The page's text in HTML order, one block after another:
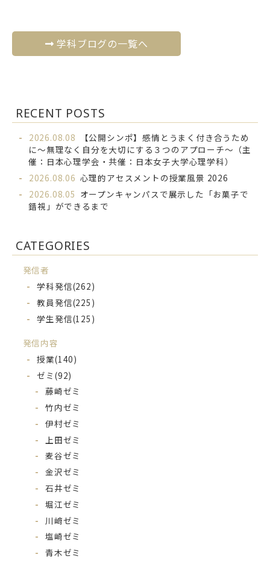
学科ブログの一覧へ
RECENT POSTS
2026.08.08
【公開シンポ】感情とうまく付き合うため
に～無理なく自分を大切にする３つのアプローチ～（主
催：日本心理学会・共催：日本女子大学心理学科）
2026.08.06 心理的アセスメントの授業風景 2026
2026.08.05 オープンキャンパスで展示した「お菓子で
錯視」ができるまで
CATEGORIES
発信者
学科発信(262)
教員発信(225)
学生発信(125)
発信内容
授業(140)
ゼミ(92)
藤崎ゼミ
竹内ゼミ
伊村ゼミ
上田ゼミ
麦谷ゼミ
金沢ゼミ
石井ゼミ
堀江ゼミ
川﨑ゼミ
塩崎ゼミ
青木ゼミ